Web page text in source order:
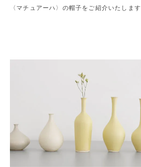
〈マチュアーハ〉の帽子をご紹介いたします